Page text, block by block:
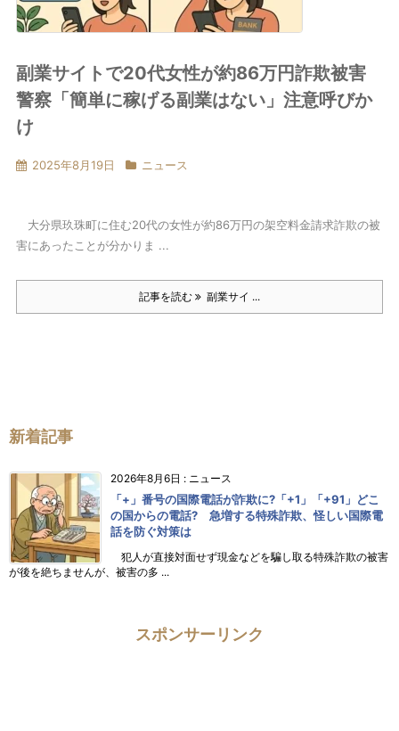
副業サイトで20代女性が約86万円詐欺被害
警察「簡単に稼げる副業はない」注意呼びか
け
2025年8月19日 ニュース
大分県玖珠町に住む20代の女性が約86万円の架空料金請求詐欺の被
害にあったことが分かりま ...
記事を読む 副業サイ ...
新着記事
2026年8月6日 : ニュース
「+」番号の国際電話が詐欺に?「+1」「+91」どこ
の国からの電話? 急増する特殊詐欺、怪しい国際電
話を防ぐ対策は
犯人が直接対面せず現金などを騙し取る特殊詐欺の被害
が後を絶ちませんが、被害の多 ...
スポンサーリンク